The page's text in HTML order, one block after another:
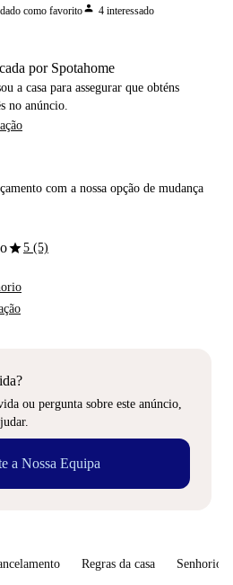
como favoritoperson 4 interessado
por Spotahome
a casa para assegurar que obténs
no anúncio.
com a nossa opção de mudança
star5 (5)
ou pergunta sobre este anúncio,
a Nossa Equipa
Regras da casa Senhorio